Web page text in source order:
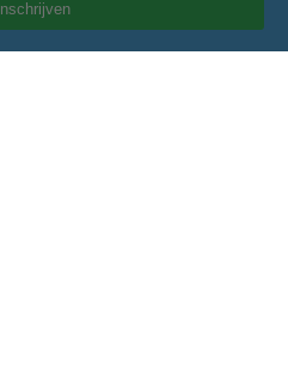
Inschrijven